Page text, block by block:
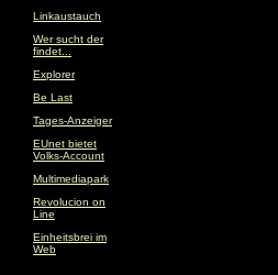
Linkaustauch
Wer sucht der
findet...
Explorer
Be Last
Tages-Anzeiger
EUnet bietet
Volks-Account
Multimediapark
Revolucion on
Line
Einheitsbrei im
Web